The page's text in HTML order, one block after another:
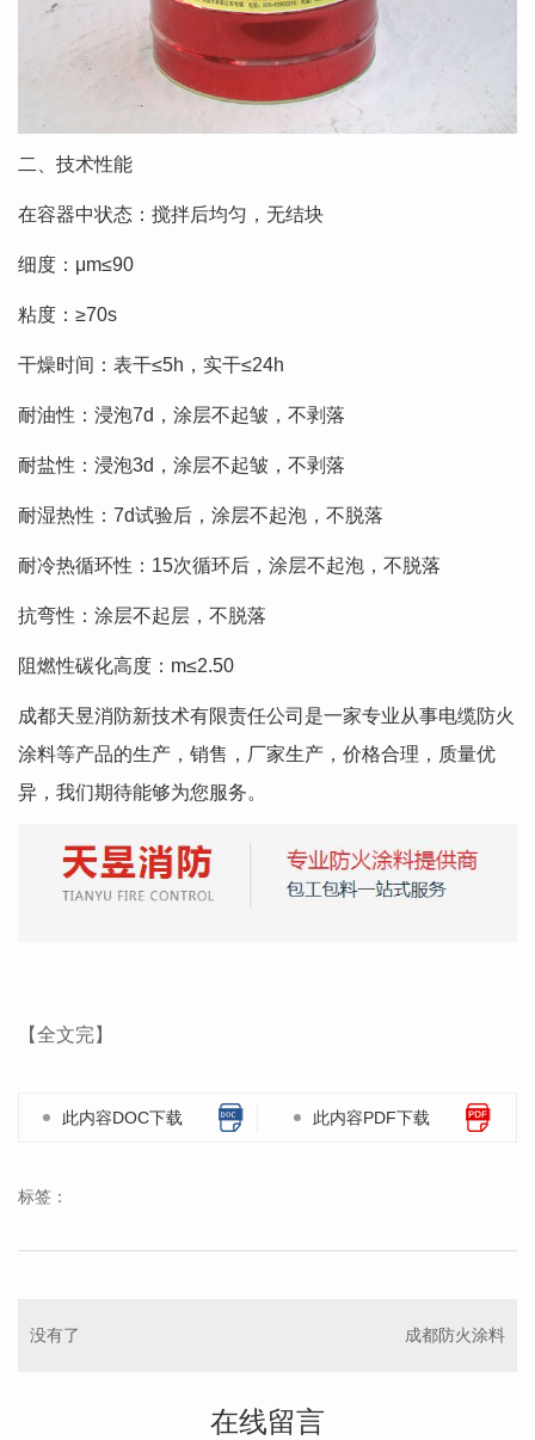
二、技术性能
在容器中状态：搅拌后均匀，无结块
细度：μm≤90
粘度：≥70s
干燥时间：表干≤5h，实干≤24h
耐油性：浸泡7d，涂层不起皱，不剥落
耐盐性：浸泡3d，涂层不起皱，不剥落
耐湿热性：7d试验后，涂层不起泡，不脱落
耐冷热循环性：15次循环后，涂层不起泡，不脱落
抗弯性：涂层不起层，不脱落
阻燃性碳化高度：m≤2.50
成都天昱消防新技术有限责任公司是一家专业从事电缆防火
涂料等产品的生产，销售，厂家生产，价格合理，质量优
异，我们期待能够为您服务。
【全文完】
此内容DOC下载 此内容PDF下载
标签：
没有了 成都防火涂料
在线留言